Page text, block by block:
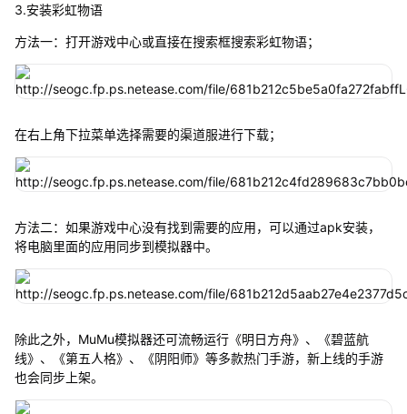
3.安装彩虹物语
方法一：打开游戏中心或直接在搜索框搜索彩虹物语；
在右上角下拉菜单选择需要的渠道服进行下载；
方法二：如果游戏中心没有找到需要的应用，可以通过apk安装，
将电脑里面的应用同步到模拟器中。
除此之外，MuMu模拟器还可流畅运行《明日方舟》、《碧蓝航
线》、《第五人格》、《阴阳师》等多款热门手游，新上线的手游
也会同步上架。